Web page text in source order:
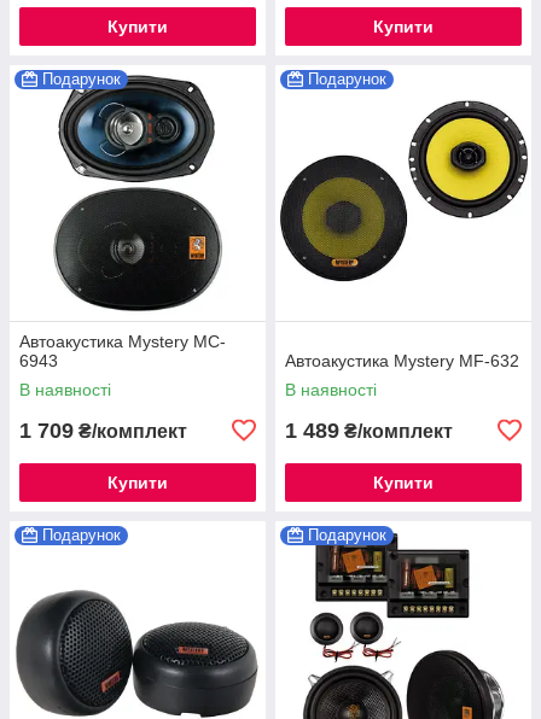
Купити Купити
Подарунок
Автоакустика Mystery MC-
6943
В наявності
1 709 ₴/комплект
Купити
Подарунок
Автоакустика Mystery MF-632
В наявності
1 489 ₴/комплект
Купити
Подарунок Подарунок